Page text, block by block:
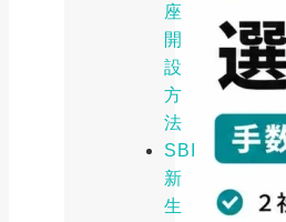
座
開
設
方
法
SBI
新
生